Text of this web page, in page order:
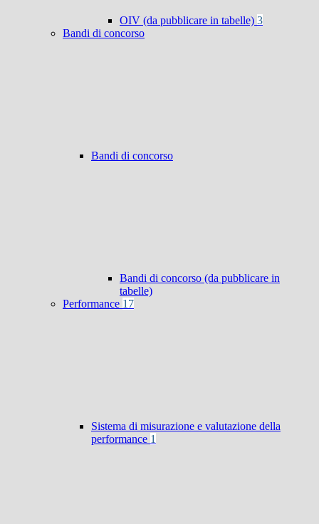
OIV (da pubblicare in tabelle) 3
Bandi di concorso
Bandi di concorso
Bandi di concorso (da pubblicare in
tabelle)
Performance 17
Sistema di misurazione e valutazione della
performance 1